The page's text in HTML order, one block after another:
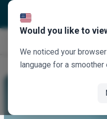
Would you like to
We noticed your
language for a smoother